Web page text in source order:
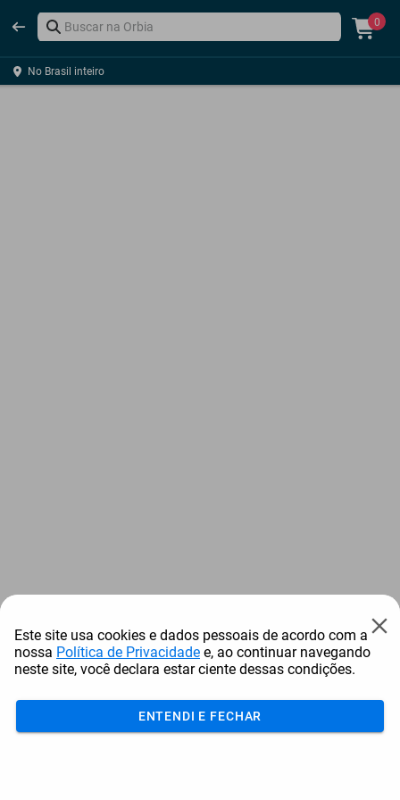
0
No Brasil inteiro
Este site usa cookies e dados pessoais de acordo com a
nossa Política de Privacidade e, ao continuar navegando
neste site, você declara estar ciente dessas condições.
ENTENDI E FECHAR